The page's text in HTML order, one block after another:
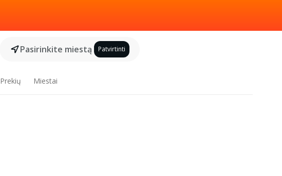
Pasirinkite miestą Patvirtinti
Prekių Miestai